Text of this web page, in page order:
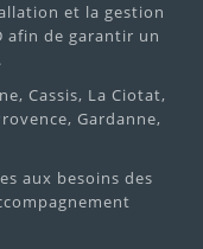
et la gestion
afin de garantir un
Cassis, La Ciotat,
Gardanne,
aux besoins des